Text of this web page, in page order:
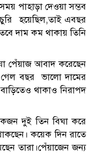
পাহাড়া দেওয়া সম্ভব
হয়েছিল,তাই এবছর
দাম কম থাকায় তিনি
পেঁয়াজ আবাদ করেছেন
গেল বছর ভালো দামের
থাকাও নিরাপদ
দুই তিন বিঘা করে
কয়েক দিন রাতে
তারা।পেঁয়াজেন জন্য